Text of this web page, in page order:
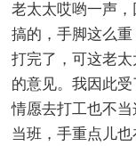
老太太哎哟一声
搞的，手脚这么
打完了，可这老
的意见。我因此
情愿去打工也不
当班，手重点儿